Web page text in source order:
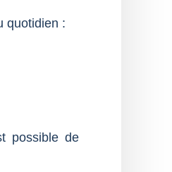
quotidien :
possible de